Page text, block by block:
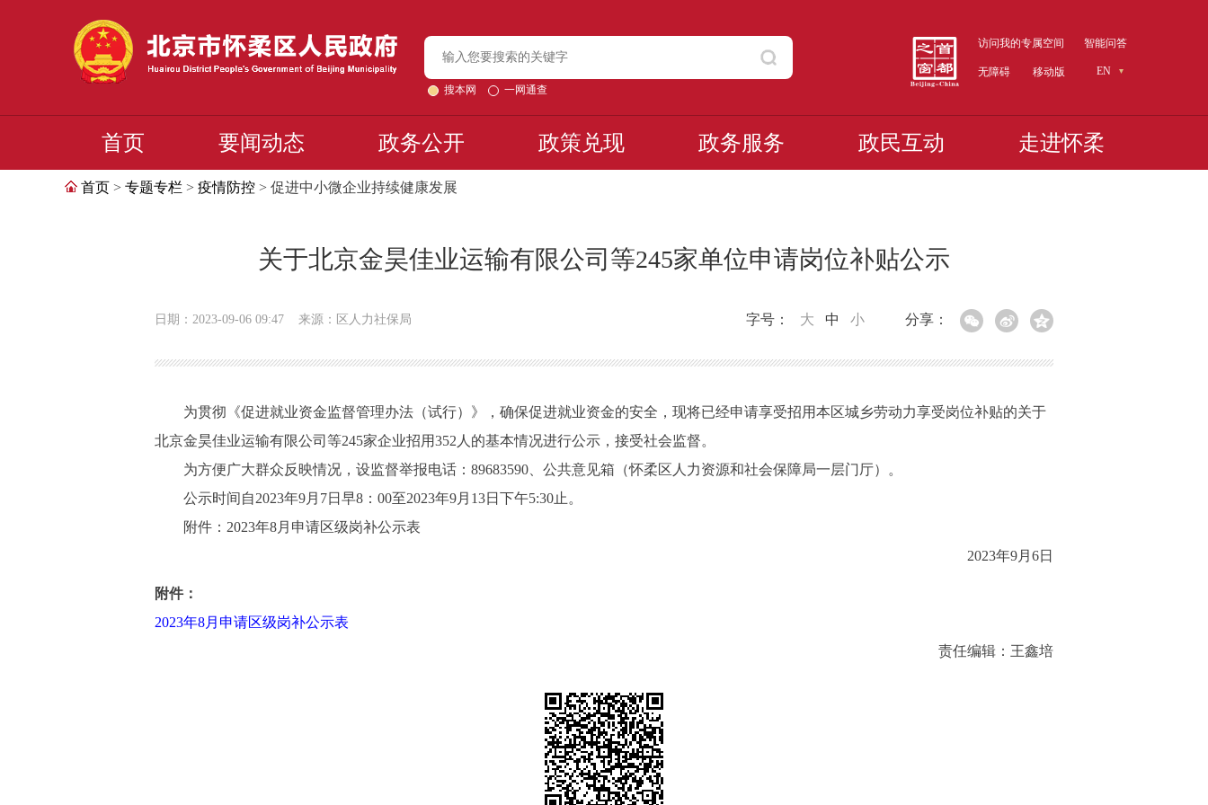
搜本网 一网通查
访问我的专属空间 智能问答
无障碍 移动版 EN
首页 要闻动态 政务公开 政策兑现 政务服务 政民互动 走进怀柔
首页 > 专题专栏 > 疫情防控 > 促进中小微企业持续健康发展
关于北京金昊佳业运输有限公司等245家单位申请岗位补贴公示
日期：2023-09-06 09:47 来源：区人力社保局 分享：
字号： 大 中 小
为贯彻《促进就业资金监督管理办法（试行）》，确保促进就业资金的安全，现将已经申请享受招用本区城乡劳动力享受岗位补贴的关于
北京金昊佳业运输有限公司等245家企业招用352人的基本情况进行公示，接受社会监督。
为方便广大群众反映情况，设监督举报电话：89683590、公共意见箱（怀柔区人力资源和社会保障局一层门厅）。
公示时间自2023年9月7日早8：00至2023年9月13日下午5:30止。
附件：2023年8月申请区级岗补公示表
2023年9月6日
附件：
2023年8月申请区级岗补公示表
责任编辑：王鑫培